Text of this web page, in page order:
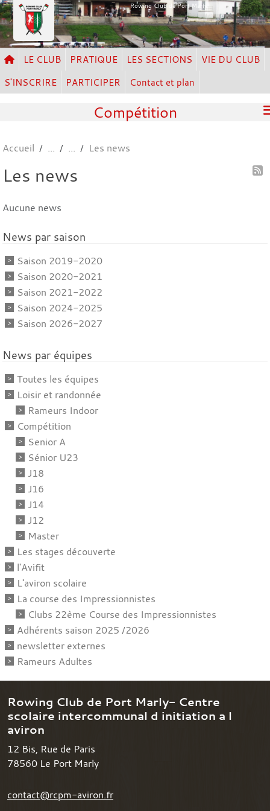
Rowing Club de Port Marly
LE CLUB PRATIQUE LES SECTIONS
VIE DU CLUB
S'INSCRIRE
PARTICIPER Contact et plan
Compétition
Accueil Les news
Les news
Aucune news
News par saison
Saison 2019-2020
Saison 2020-2021
Saison 2021-2022
Saison 2024-2025
Saison 2026-2027
News par équipes
Toutes les équipes
Loisir et randonnée
Rameurs Indoor
Compétition
Senior A
Sénior U23
J18
J16
J14
J12
Master
Les stages découverte
l'Avifit
L'aviron scolaire
La course des Impressionnistes
Clubs 22ème Course des Impressionnistes
Adhérents saison 2025 /2026
newsletter externes
Rameurs Adultes
Rowing Club de Port Marly- Centre
scolaire intercommunal d initiation a l
aviron
12 Bis, Rue de Paris
78560 Le Port Marly
contact@rcpm-aviron.fr
Panneau de gestion des cookies